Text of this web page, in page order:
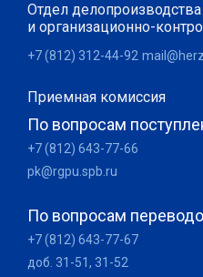
Отдел делопроизводства
и организационно-
+7 (812) 312-44-92
Приемная комиссия
По вопросам
+7 (812) 643-77-66
pk@rgpu.spb.ru
По вопросам
+7 (812) 643-77-67
доб. 31-51, 31-52